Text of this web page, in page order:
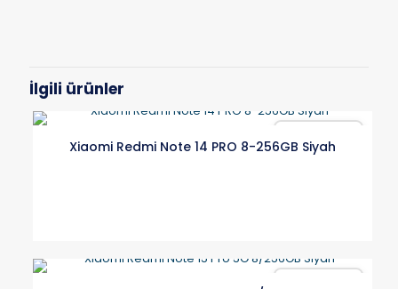
İlgili ürünler
Xiaomi Redmi Note 14 PRO 8-256GB Siyah